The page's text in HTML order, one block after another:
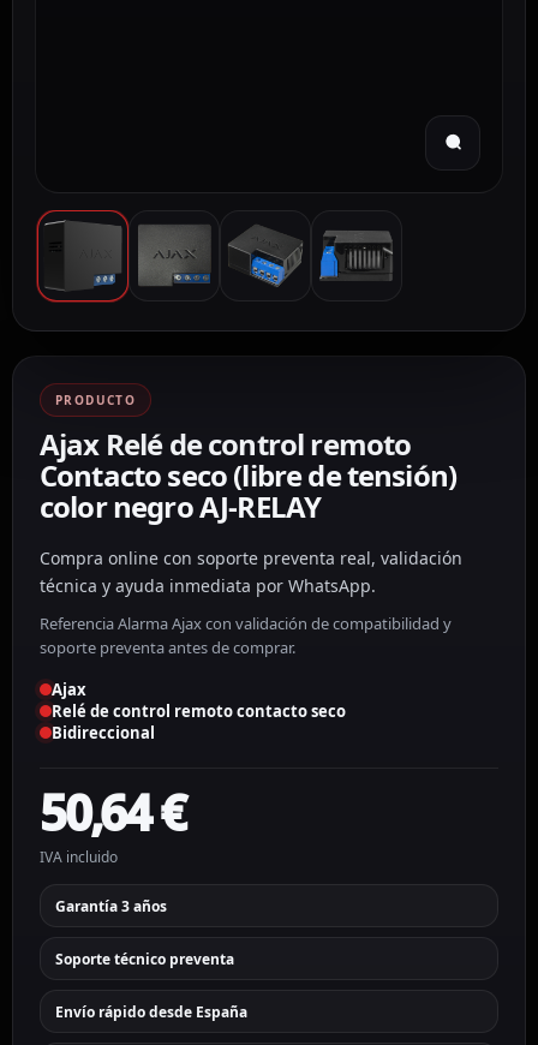
PRODUCTO
Ajax Relé de control remoto
Contacto seco (libre de tensión)
color negro AJ-RELAY
Compra online con soporte preventa real, validación
técnica y ayuda inmediata por WhatsApp.
Referencia Alarma Ajax con validación de compatibilidad y
soporte preventa antes de comprar.
Ajax
Relé de control remoto contacto seco
Bidireccional
50,64€
IVA incluido
Garantía 3 años
Soporte técnico preventa
Envío rápido desde España